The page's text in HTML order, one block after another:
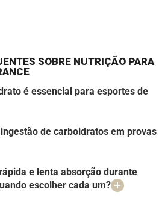
SOBRE NUTRIÇÃO PARA
é essencial para esportes de
de carboidratos em provas
e lenta absorção durante
escolher cada um?